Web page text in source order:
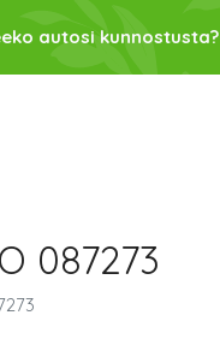
autosi kunnostusta?
087273